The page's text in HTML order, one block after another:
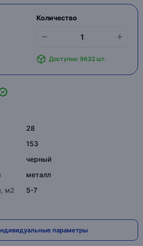
Количество
Доступно: 9632 шт.
28
153
черный
металл
м2
5-7
параметры